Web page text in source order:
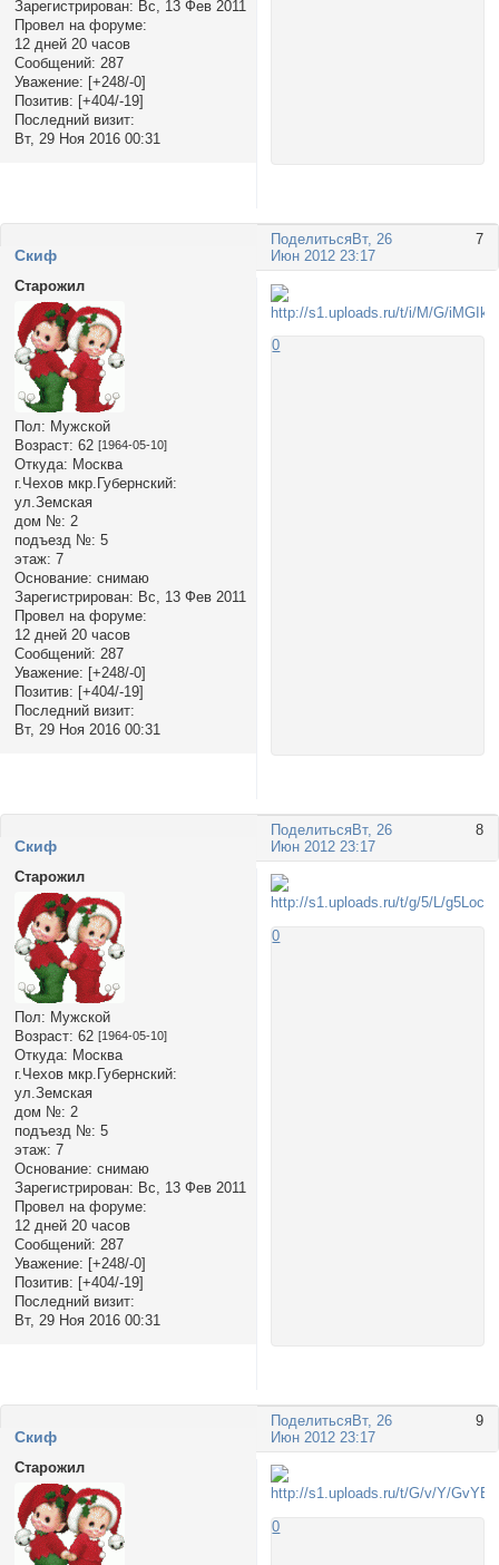
Зарегистрирован: Вс, 13 Фев 2011
Провел на форуме:
12 дней 20 часов
Сообщений: 287
Уважение: [+248/-0]
Позитив: [+404/-19]
Последний визит:
Вт, 29 Ноя 2016 00:31
Поделиться 7
Вт, 26
Июн 2012 23:17
Cкиф
Старожил
Пол: Мужской
Возраст: 62 [1964-05-10]
Откуда: Москва
г.Чехов мкр.Губернский:
ул.Земская
дом №: 2
подъезд №: 5
этаж: 7
Основание: снимаю
Зарегистрирован: Вс, 13 Фев 2011
Провел на форуме:
12 дней 20 часов
Сообщений: 287
Уважение: [+248/-0]
Позитив: [+404/-19]
Последний визит:
Вт, 29 Ноя 2016 00:31
0
Поделиться 8
Вт, 26
Июн 2012 23:17
Cкиф
Старожил
Пол: Мужской
Возраст: 62 [1964-05-10]
Откуда: Москва
г.Чехов мкр.Губернский:
ул.Земская
дом №: 2
подъезд №: 5
этаж: 7
Основание: снимаю
Зарегистрирован: Вс, 13 Фев 2011
Провел на форуме:
12 дней 20 часов
Сообщений: 287
Уважение: [+248/-0]
Позитив: [+404/-19]
Последний визит:
Вт, 29 Ноя 2016 00:31
0
Поделиться 9
Вт, 26
Июн 2012 23:17
Cкиф
Старожил
0